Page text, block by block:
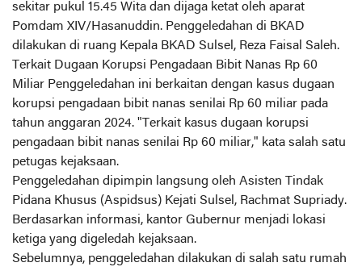
sekitar pukul 15.45 Wita dan dijaga ketat oleh aparat
Pomdam XIV/Hasanuddin. Penggeledahan di BKAD
dilakukan di ruang Kepala BKAD Sulsel, Reza Faisal Saleh.
Terkait Dugaan Korupsi Pengadaan Bibit Nanas Rp 60
Miliar Penggeledahan ini berkaitan dengan kasus dugaan
korupsi pengadaan bibit nanas senilai Rp 60 miliar pada
tahun anggaran 2024. "Terkait kasus dugaan korupsi
pengadaan bibit nanas senilai Rp 60 miliar," kata salah satu
petugas kejaksaan.
Penggeledahan dipimpin langsung oleh Asisten Tindak
Pidana Khusus (Aspidsus) Kejati Sulsel, Rachmat Supriady.
Berdasarkan informasi, kantor Gubernur menjadi lokasi
ketiga yang digeledah kejaksaan.
Sebelumnya, penggeledahan dilakukan di salah satu rumah